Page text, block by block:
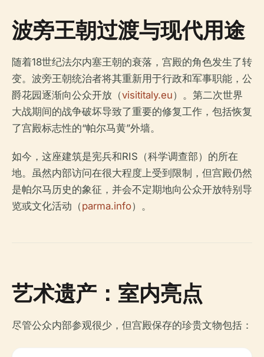
波旁王朝过渡与现代用途
随着18世纪法尔内塞王朝的衰落，宫殿的角色发生了转
变。波旁王朝统治者将其重新用于行政和军事职能，公
爵花园逐渐向公众开放（visititaly.eu）。第二次世界
大战期间的战争破坏导致了重要的修复工作，包括恢复
了宫殿标志性的“帕尔马黄”外墙。
如今，这座建筑是宪兵和RIS（科学调查部）的所在
地。虽然内部访问在很大程度上受到限制，但宫殿仍然
是帕尔马历史的象征，并会不定期地向公众开放特别导
览或文化活动（parma.info）。
艺术遗产：室内亮点
尽管公众内部参观很少，但宫殿保存的珍贵文物包括：